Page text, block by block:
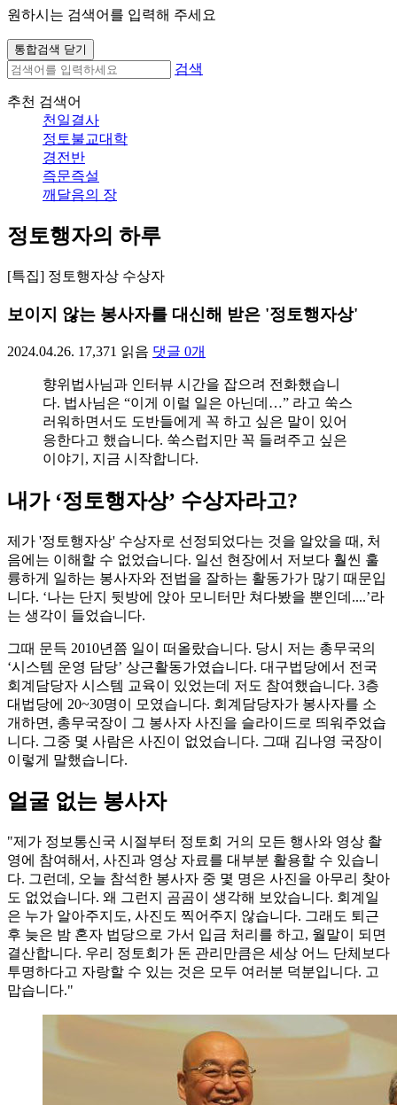
원하시는 검색어를 입력해 주세요
통합검색 닫기
검색
추천 검색어
천일결사
정토불교대학
경전반
즉문즉설
깨달음의 장
정토행자의 하루
[특집] 정토행자상 수상자
보이지 않는 봉사자를 대신해 받은 '정토행자상'
2024.04.26. 17,371 읽음 댓글 0개
향위법사님과 인터뷰 시간을 잡으려 전화했습니
다. 법사님은 “이게 이럴 일은 아닌데…” 라고 쑥스
러워하면서도 도반들에게 꼭 하고 싶은 말이 있어
응한다고 했습니다. 쑥스럽지만 꼭 들려주고 싶은
이야기, 지금 시작합니다.
내가 ‘정토행자상’ 수상자라고?
제가 '정토행자상' 수상자로 선정되었다는 것을 알았을 때, 처
음에는 이해할 수 없었습니다. 일선 현장에서 저보다 훨씬 훌
륭하게 일하는 봉사자와 전법을 잘하는 활동가가 많기 때문입
니다. ‘나는 단지 뒷방에 앉아 모니터만 쳐다봤을 뿐인데....’라
는 생각이 들었습니다.
그때 문득 2010년쯤 일이 떠올랐습니다. 당시 저는 총무국의
‘시스템 운영 담당’ 상근활동가였습니다. 대구법당에서 전국
회계담당자 시스템 교육이 있었는데 저도 참여했습니다. 3층
대법당에 20~30명이 모였습니다. 회계담당자가 봉사자를 소
개하면, 총무국장이 그 봉사자 사진을 슬라이드로 띄워주었습
니다. 그중 몇 사람은 사진이 없었습니다. 그때 김나영 국장이
이렇게 말했습니다.
얼굴 없는 봉사자
"제가 정보통신국 시절부터 정토회 거의 모든 행사와 영상 촬
영에 참여해서, 사진과 영상 자료를 대부분 활용할 수 있습니
다. 그런데, 오늘 참석한 봉사자 중 몇 명은 사진을 아무리 찾아
도 없었습니다. 왜 그런지 곰곰이 생각해 보았습니다. 회계일
은 누가 알아주지도, 사진도 찍어주지 않습니다. 그래도 퇴근
후 늦은 밤 혼자 법당으로 가서 입금 처리를 하고, 월말이 되면
결산합니다. 우리 정토회가 돈 관리만큼은 세상 어느 단체보다
투명하다고 자랑할 수 있는 것은 모두 여러분 덕분입니다. 고
맙습니다."